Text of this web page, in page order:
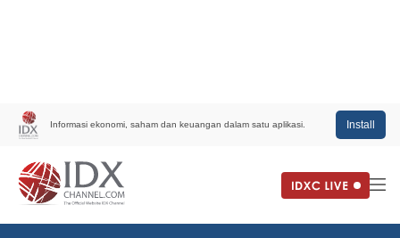
Informasi ekonomi, saham dan keuangan dalam satu aplikasi. Install